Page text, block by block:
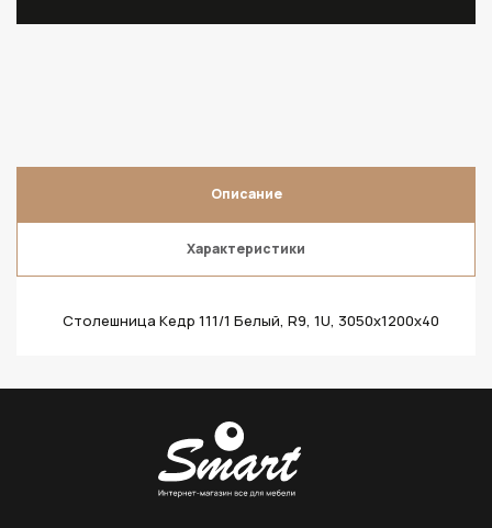
Описание
Характеристики
Столешница Кедр 111/1 Белый, R9, 1U, 3050х1200х40